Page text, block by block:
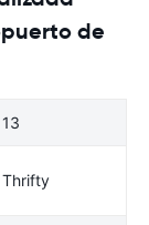
de
13
Thrifty